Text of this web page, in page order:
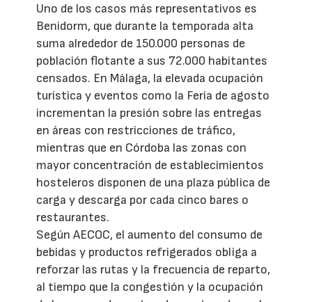
Uno de los casos más representativos es
Benidorm, que durante la temporada alta
suma alrededor de 150.000 personas de
población flotante a sus 72.000 habitantes
censados. En Málaga, la elevada ocupación
turística y eventos como la Feria de agosto
incrementan la presión sobre las entregas
en áreas con restricciones de tráfico,
mientras que en Córdoba las zonas con
mayor concentración de establecimientos
hosteleros disponen de una plaza pública de
carga y descarga por cada cinco bares o
restaurantes.
Según AECOC, el aumento del consumo de
bebidas y productos refrigerados obliga a
reforzar las rutas y la frecuencia de reparto,
al tiempo que la congestión y la ocupación